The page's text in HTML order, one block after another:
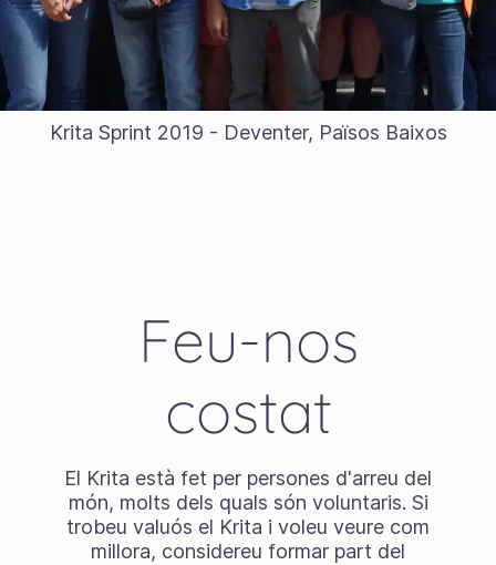
Krita Sprint 2019 - Deventer, Països Baixos
Feu-nos
costat
El Krita està fet per persones d'arreu del
món, molts dels quals són voluntaris. Si
trobeu valuós el Krita i voleu veure com
millora, considereu formar part del